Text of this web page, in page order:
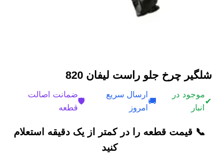
شلگیر چرخ جلو راست لیفان 820
✔
موجود در
انبار
🚚
ارسال سریع
امروز
🛡️
ضمانت اصالت
قطعه
📞 قیمت قطعه را در کمتر از یک دقیقه استعلام
کنید